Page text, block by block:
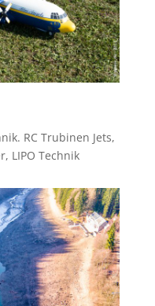
RC Trubinen Jets,
LIPO Technik